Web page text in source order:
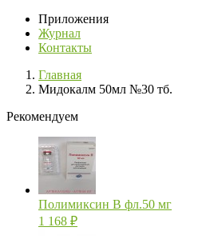
Приложения
Журнал
Контакты
Главная
Мидокалм 50мл №30 тб.
Рекомендуем
Полимиксин В фл.50 мг
1 168 ₽